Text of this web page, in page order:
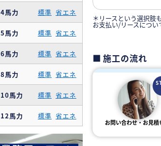
＊リースという選択肢
お支払い/リースについ
施工の流れ
お問い合わせ・お見積
4馬力 標準 省エネ
5馬力 標準 省エネ
6馬力 標準 省エネ
8馬力 標準 省エネ
10馬力 標準 省エネ
12馬力 標準 省エネ